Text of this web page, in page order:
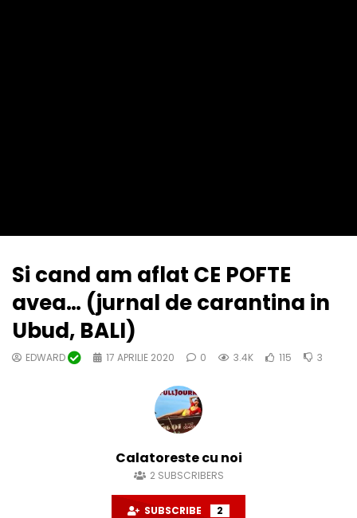
Si cand am aflat CE POFTE
avea… (jurnal de carantina in
Ubud, BALI)
EDWARD 17 APRILIE 2020 0 3.4K 115 3
Calatoreste cu noi
2 SUBSCRIBERS
SUBSCRIBE 2